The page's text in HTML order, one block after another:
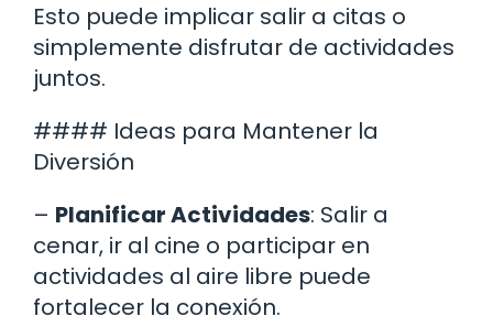
Esto puede implicar salir a citas o
simplemente disfrutar de actividades
juntos.
#### Ideas para Mantener la
Diversión
– Planificar Actividades: Salir a
cenar, ir al cine o participar en
actividades al aire libre puede
fortalecer la conexión.